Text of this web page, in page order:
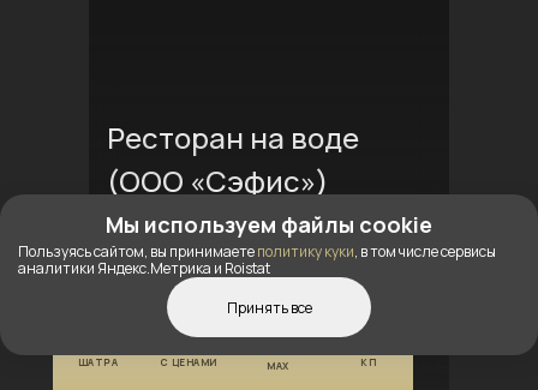
ШАТРА
С ЦЕНАМИ
MAX
КП
Ресторан на воде
(ООО «Сэфис»)
Год установки:
2018
Установлен
г. Пермь, ресторан причал номер
5
Мы используем файлы cookie
Пользуясь сайтом, вы принимаетеполитику куки, в том числе сервисы
аналитики Яндекс.Метрика и Roistat
Принять все